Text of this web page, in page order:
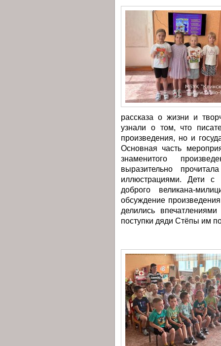
рассказа о жизни и
узнали о том, что
произведения, но и
Основная часть
знаменитого
выразительно
иллюстрациями. Дети с
доброго великана-
обсуждение
делились
поступки дяди Стёпы им